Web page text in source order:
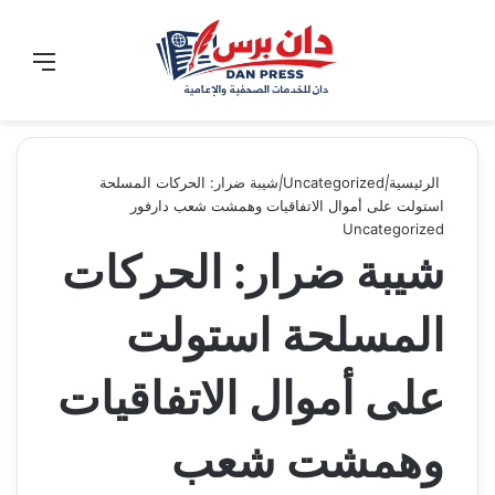
تسجيل الدخول
الرئيسية|
Uncategorized
|شيبة ضرار: الحركات المسلحة
استولت على أموال الاتفاقيات وهمشت شعب دارفور
Uncategorized
شيبة ضرار: الحركات
المسلحة استولت
على أموال الاتفاقيات
وهمشت شعب